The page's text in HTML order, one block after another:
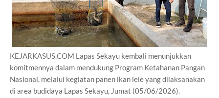
KEJARKASUS.COM Lapas Sekayu kembali menunjukkan
komitmennya dalam mendukung Program Ketahanan Pangan
Nasional, melalui kegiatan panen ikan lele yang dilaksanakan
di area budidaya Lapas Sekayu, Jumat (05/06/2026).